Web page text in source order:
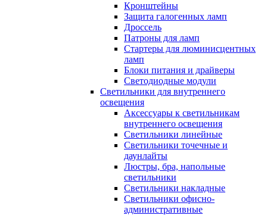
Кронштейны
Защита галогенных ламп
Дроссель
Патроны для ламп
Стартеры для люминисцентных
ламп
Блоки питания и драйверы
Светодиодные модули
Светильники для внутреннего
освещения
Аксессуары к светильникам
внутреннего освещения
Светильники линейные
Светильники точечные и
даунлайты
Люстры, бра, напольные
светильники
Светильники накладные
Светильники офисно-
административные